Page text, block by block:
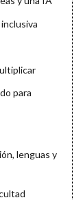
para
lenguas y